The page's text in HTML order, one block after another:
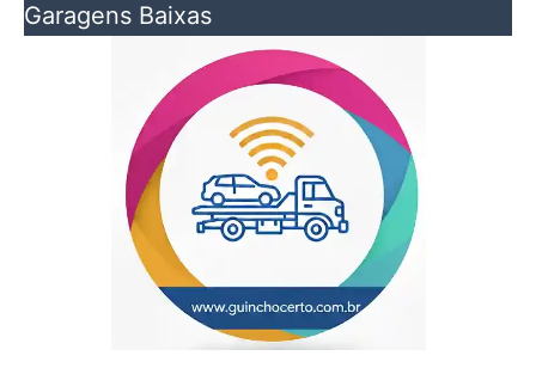
Garagens Baixas